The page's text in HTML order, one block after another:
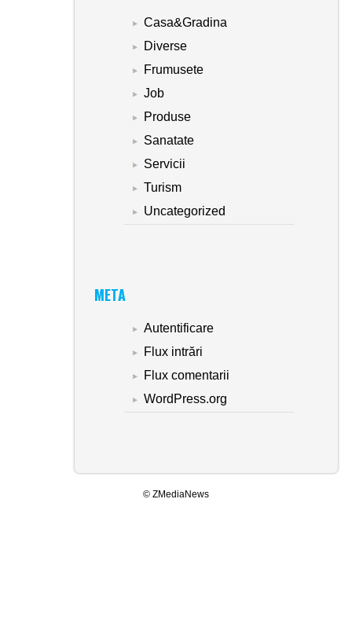
Casa&Gradina
Diverse
Frumusete
Job
Produse
Sanatate
Servicii
Turism
Uncategorized
META
Autentificare
Flux intrări
Flux comentarii
WordPress.org
© ZMediaNews